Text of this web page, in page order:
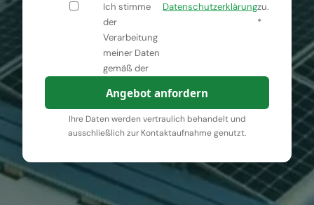
z.B. 0,28 € / kWh
Ich stimme
der
Verarbeitung
meiner Daten
gemäß der
Datenschutzerklärungzu.
*
Angebot anfordern
Ihre Daten werden vertraulich behandelt und
ausschließlich zur Kontaktaufnahme genutzt.